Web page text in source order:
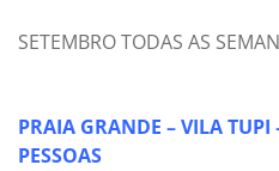
SETEMBRO TODAS AS
PRAIA GRANDE – VILA TUPI
PESSOAS